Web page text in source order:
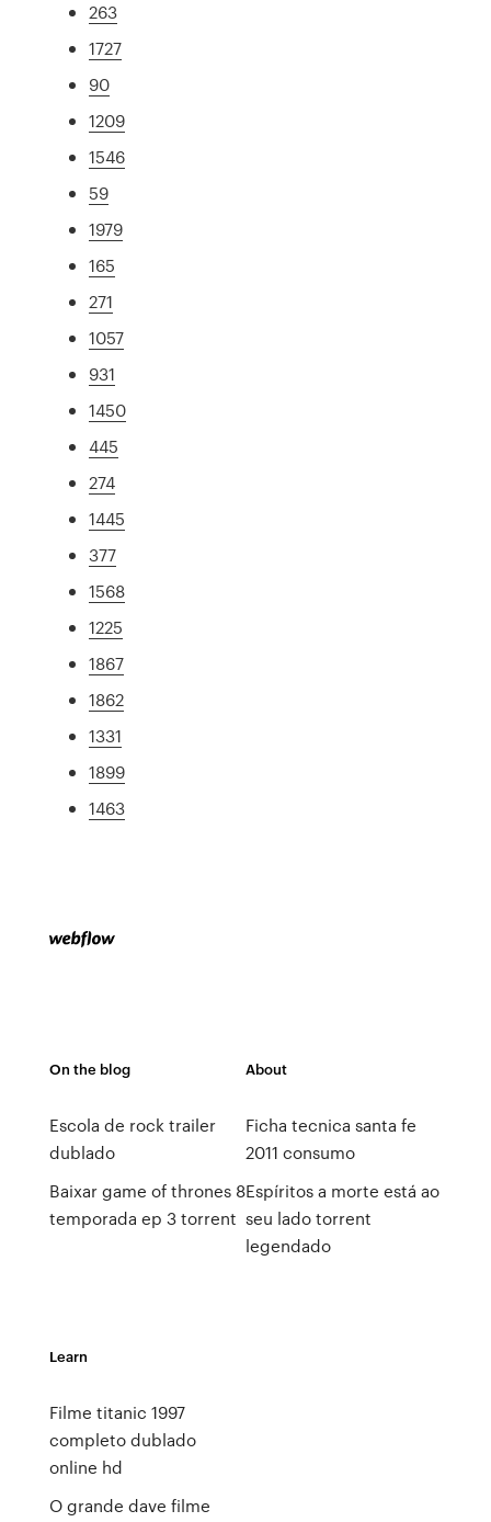
263
1727
90
1209
1546
59
1979
165
271
1057
931
1450
445
274
1445
377
1568
1225
1867
1862
1331
1899
1463
On the blog
Escola de rock trailer
dublado
Baixar game of thrones 8
temporada ep 3 torrent
About
Ficha tecnica santa fe
2011 consumo
Espíritos a morte está ao
seu lado torrent
legendado
Learn
Filme titanic 1997
completo dublado
online hd
O grande dave filme